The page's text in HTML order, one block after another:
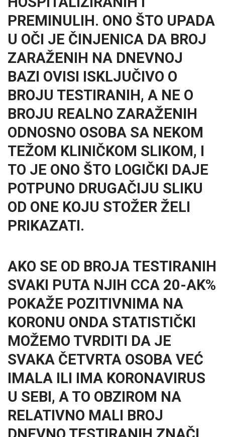
PREMINULIH. ONO ŠTO UPADA
U OČI JE ČINJENICA DA BROJ
ZARAŽENIH NA DNEVNOJ
BAZI OVISI ISKLJUČIVO O
BROJU TESTIRANIH, A NE O
BROJU REALNO ZARAŽENIH
ODNOSNO OSOBA SA NEKOM
TEŽOM KLINIČKOM SLIKOM, I
TO JE ONO ŠTO LOGIČKI DAJE
POTPUNO DRUGAČIJU SLIKU
OD ONE KOJU STOŽER ŽELI
PRIKAZATI.
AKO SE OD BROJA TESTIRANIH
SVAKI PUTA NJIH CCA 20-AK%
POKAŽE POZITIVNIMA NA
KORONU ONDA STATISTIČKI
MOŽEMO TVRDITI DA JE
SVAKA ČETVRTA OSOBA VEĆ
IMALA ILI IMA KORONAVIRUS
U SEBI, A TO OBZIROM NA
RELATIVNO MALI BROJ